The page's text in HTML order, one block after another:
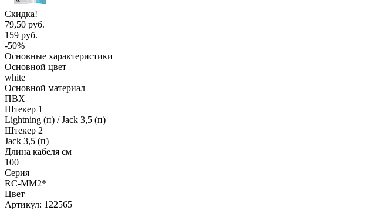
Скидка!
79,50 руб.
159 руб.
-50%
Основные характеристики
Основной цвет
white
Основной материал
ПВХ
Штекер 1
Lightning (п) / Jack 3,5 (п)
Штекер 2
Jack 3,5 (п)
Длина кабеля см
100
Серия
RC-MM2*
Цвет
Артикул: 122565